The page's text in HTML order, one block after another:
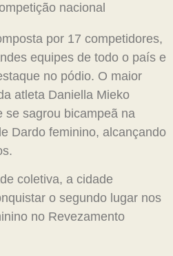
por 17 competidores,
equipes de todo o país e
no pódio. O maior
atleta Daniella Mieko
se sagrou bicampeã na
Dardo feminino, alcançando
coletiva, a cidade
o segundo lugar nos
no Revezamento